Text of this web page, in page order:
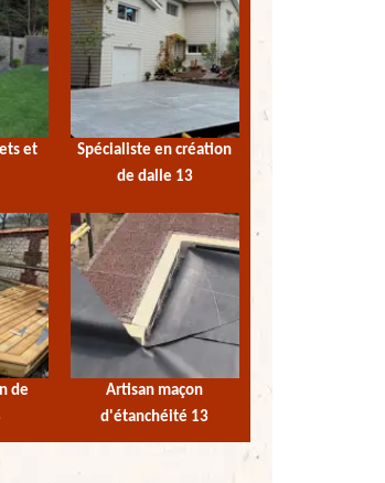
et
Spécialiste en création
de dalle 13
de
Artisan maçon
d'étanchéité 13